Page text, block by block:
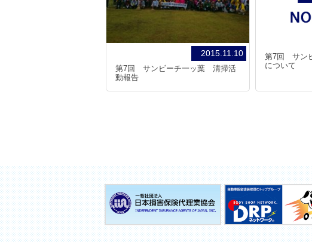
2015.11.10
第7回 サンビーチ一ッ葉 清掃活
動報告
第7回 サン
について